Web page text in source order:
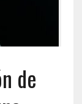
de